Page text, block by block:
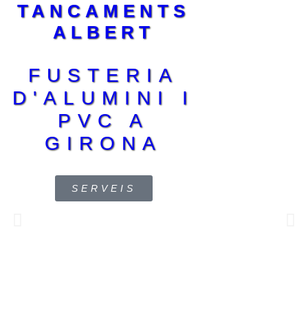
TANCAMENTS
ALBERT
FUSTERIA
D'ALUMINI I
PVC A
GIRONA
SERVEIS